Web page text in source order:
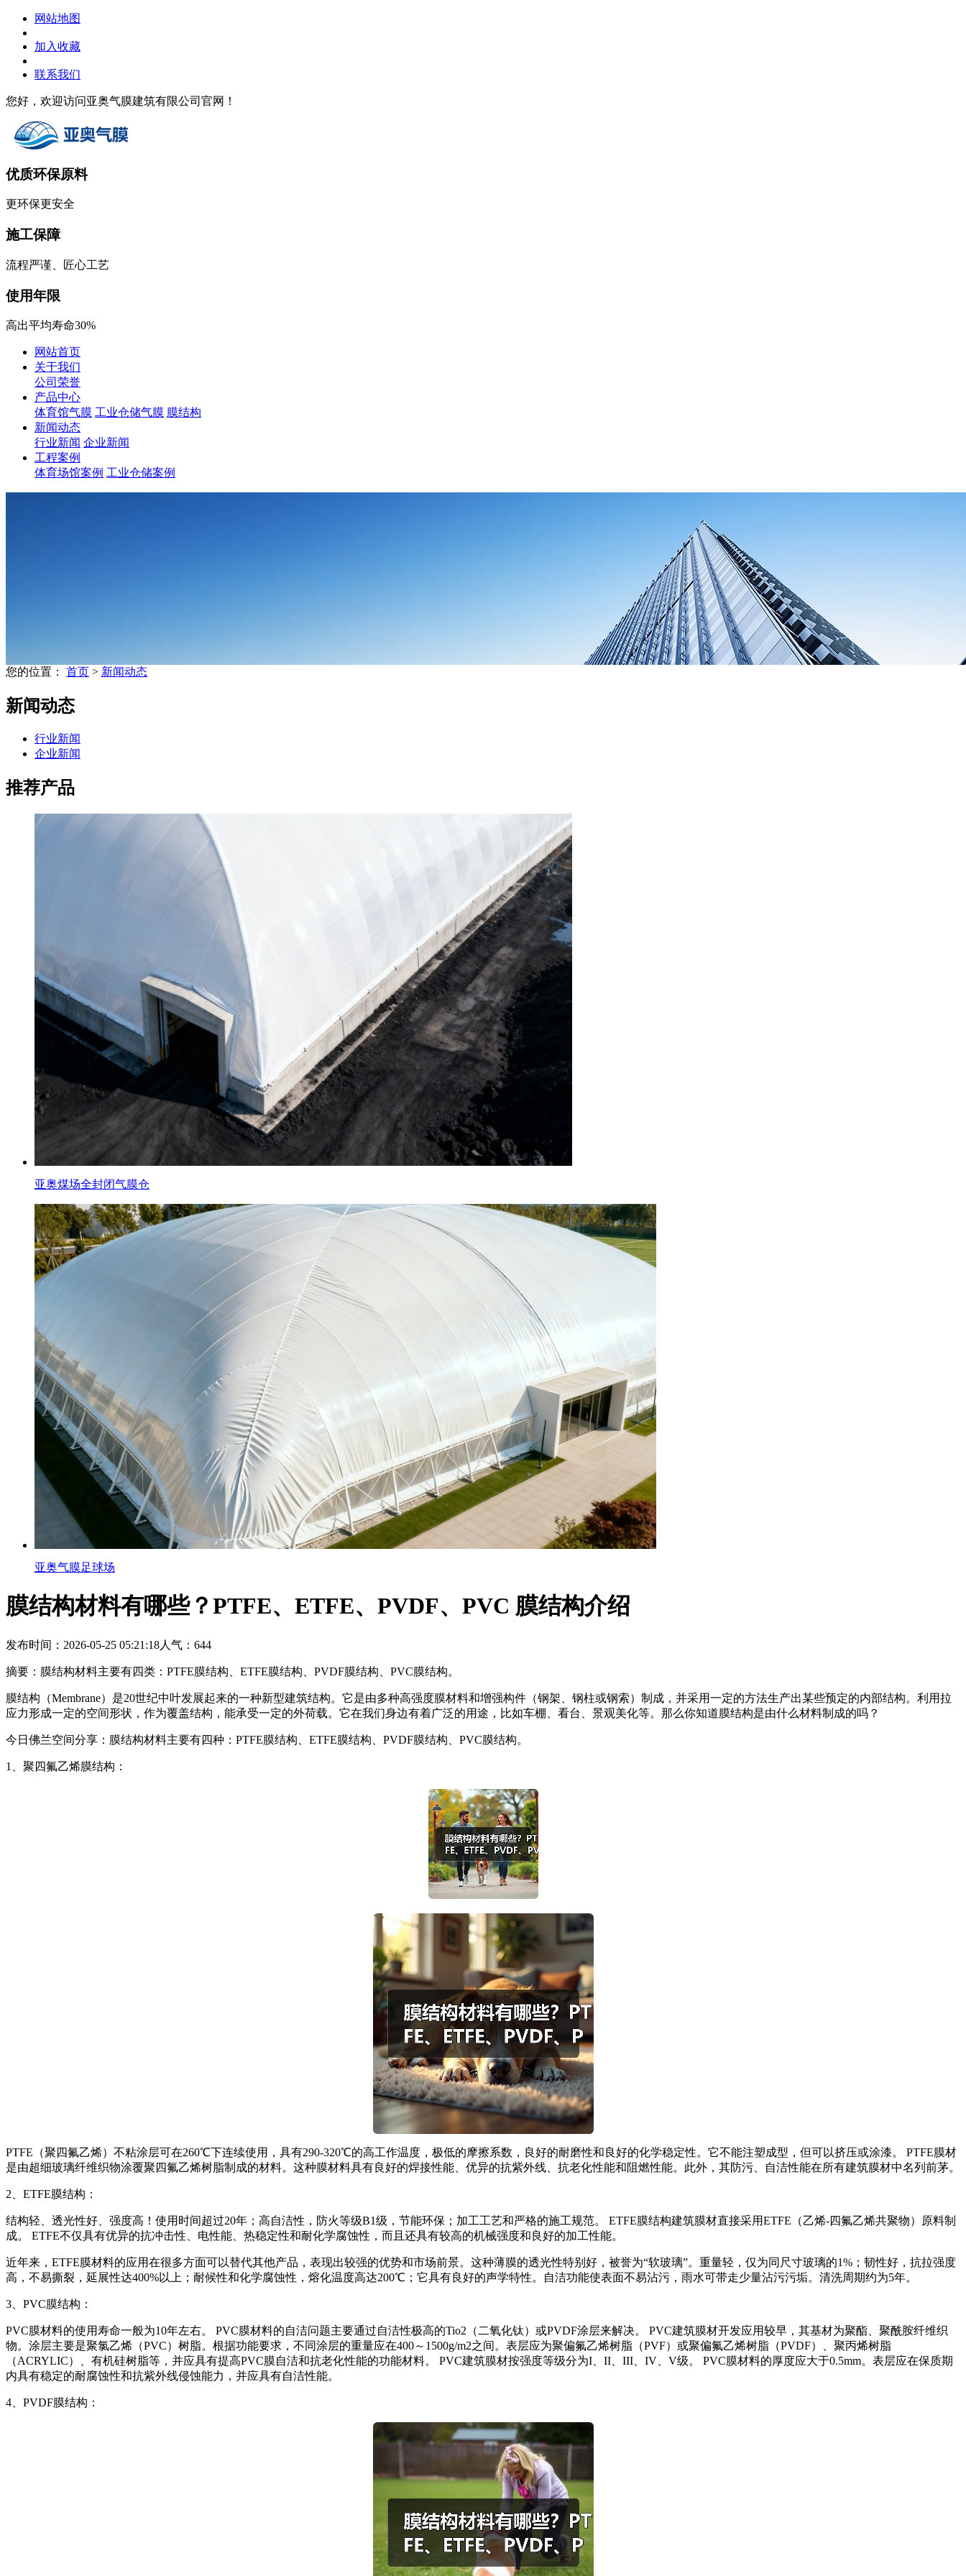
网站地图
加入收藏
联系我们
您好，欢迎访问亚奥气膜建筑有限公司官网！
优质环保原料
更环保更安全
施工保障
流程严谨、匠心工艺
使用年限
高出平均寿命30%
网站首页
关于我们
公司荣誉
产品中心
体育馆气膜 工业仓储气膜 膜结构
新闻动态
行业新闻 企业新闻
工程案例
体育场馆案例 工业仓储案例
您的位置： 首页 > 新闻动态
新闻动态
行业新闻
企业新闻
推荐产品
亚奥煤场全封闭气膜仓
亚奥气膜足球场
膜结构材料有哪些？PTFE、ETFE、PVDF、PVC 膜结构介绍
发布时间：2026-05-25 05:21:18人气： 644
摘要：膜结构材料主要有四类：PTFE膜结构、ETFE膜结构、PVDF膜结构、PVC膜结构。
膜结构（Membrane）是20世纪中叶发展起来的一种新型建筑结构。它是由多种高强度膜材料和增强构件（钢架、钢柱或钢索）制成，并采用一定的方法生产出某些预定的内部结构。利用拉
应力形成一定的空间形状，作为覆盖结构，能承受一定的外荷载。它在我们身边有着广泛的用途，比如车棚、看台、景观美化等。那么你知道膜结构是由什么材料制成的吗？
今日佛兰空间分享：膜结构材料主要有四种：PTFE膜结构、ETFE膜结构、PVDF膜结构、PVC膜结构。
1、聚四氟乙烯膜结构：
PTFE（聚四氟乙烯）不粘涂层可在260℃下连续使用，具有290-320℃的高工作温度，极低的摩擦系数，良好的耐磨性和良好的化学稳定性。它不能注塑成型，但可以挤压或涂漆。 PTFE膜材
是由超细玻璃纤维织物涂覆聚四氟乙烯树脂制成的材料。这种膜材料具有良好的焊接性能、优异的抗紫外线、抗老化性能和阻燃性能。此外，其防污、自洁性能在所有建筑膜材中名列前茅。
2、ETFE膜结构：
结构轻、透光性好、强度高！使用时间超过20年；高自洁性，防火等级B1级，节能环保；加工工艺和严格的施工规范。 ETFE膜结构建筑膜材直接采用ETFE（乙烯-四氟乙烯共聚物）原料制
成。 ETFE不仅具有优异的抗冲击性、电性能、热稳定性和耐化学腐蚀性，而且还具有较高的机械强度和良好的加工性能。
近年来，ETFE膜材料的应用在很多方面可以替代其他产品，表现出较强的优势和市场前景。这种薄膜的透光性特别好，被誉为“软玻璃”。重量轻，仅为同尺寸玻璃的1%；韧性好，抗拉强度
高，不易撕裂，延展性达400%以上；耐候性和化学腐蚀性，熔化温度高达200℃；它具有良好的声学特性。自洁功能使表面不易沾污，雨水可带走少量沾污污垢。清洗周期约为5年。
3、PVC膜结构：
PVC膜材料的使用寿命一般为10年左右。 PVC膜材料的自洁问题主要通过自洁性极高的Tio2（二氧化钛）或PVDF涂层来解决。 PVC建筑膜材开发应用较早，其基材为聚酯、聚酰胺纤维织
物。涂层主要是聚氯乙烯（PVC）树脂。根据功能要求，不同涂层的重量应在400～1500g/m2之间。表层应为聚偏氟乙烯树脂（PVF）或聚偏氟乙烯树脂（PVDF）、聚丙烯树脂
（ACRYLIC）、有机硅树脂等，并应具有提高PVC膜自洁和抗老化性能的功能材料。 PVC建筑膜材按强度等级分为I、II、III、IV、V级。 PVC膜材料的厚度应大于0.5mm。表层应在保质期
内具有稳定的耐腐蚀性和抗紫外线侵蚀能力，并应具有自洁性能。
4、PVDF膜结构：